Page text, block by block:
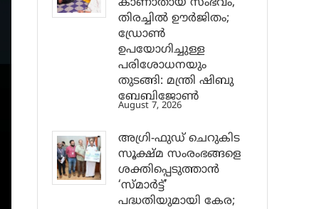
കാണാതായ സംഭവം,
തിരച്ചിൽ ഊർജിതം;
ഡ്രോണ്‍
ഉപയോഗിച്ചുള്ള
പരിശോധനയും
തുടങ്ങി: മന്ത്രി ഷിബു
ബേബിജോണ്‍
August 7, 2026
അഗ്രി-ഫുഡ് ചെറുകിട
സൂക്ഷ്മ സംരംഭങ്ങളെ
ശക്തിപ്പെടുത്താന്‍
‘സ്മാര്‍ട്ട്’
പദ്ധതിയുമായി കേര;